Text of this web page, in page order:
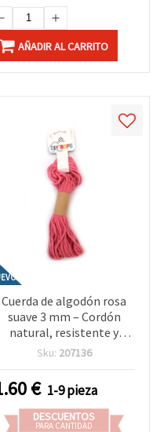
AÑADIR AL CARRITO
Cuerda de algodón rosa
suave 3 mm – Cordón
natural, resistente y
decorativo para
aprox. 10 m
Sku: 207136
€ 1-9 pieza
DESCUENTOS
PARA CANTIDAD